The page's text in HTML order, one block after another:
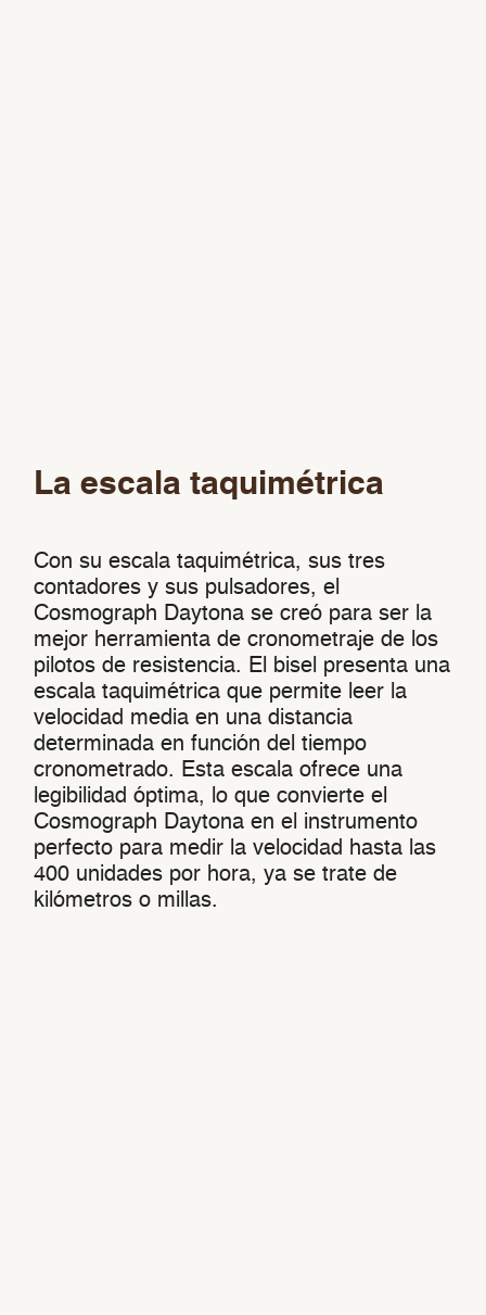
La escala taquimétrica
Con su escala taquimétrica, sus tres
contadores y sus pulsadores, el
Cosmograph Daytona se creó para ser la
mejor herramienta de cronometraje de los
pilotos de resistencia. El bisel presenta una
escala taquimétrica que permite leer la
velocidad media en una distancia
determinada en función del tiempo
cronometrado. Esta escala ofrece una
legibilidad óptima, lo que convierte el
Cosmograph Daytona en el instrumento
perfecto para medir la velocidad hasta las
400 unidades por hora, ya se trate de
kilómetros o millas.